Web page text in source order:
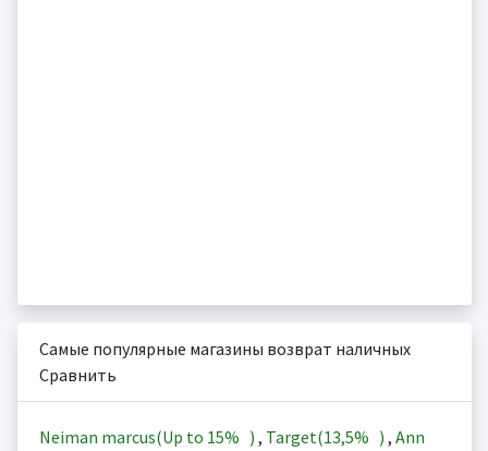
Самые популярные магазины возврат наличных
Сравнить
Neiman marcus(Up to 15% ) , Target(13,5% ) , Ann